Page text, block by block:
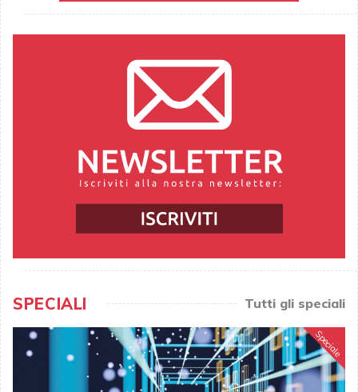
SPECIALI Tutti gli speciali
Speciale